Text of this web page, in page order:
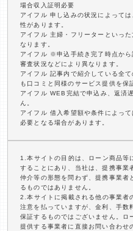
場合収入証明必要
アイフル 申し込みの状況によって
性があります。
アイフル 主婦・フリーターといっ
なります。
アイフル ※申込手続き完了時点か
審査状況などにより異なります。
アイフル 記事内で紹介している全
も口コミと同様のサービス提供を保
アイフル WEB完結で申込み、返済
ん。
アイフル 借入希望額や条件によっ
必要となる場合があります。
1.本サイトの目的は、ローン商品等
することにあり、当社は、提携事業
仲介等の形態を問わず、提携事業者
るものではありません。
2.本サイトに掲載される他の事業者
注意を払っていますが、金利、手数
保証するものではございません。ロ
提供する事業者に直接お問い合わせ